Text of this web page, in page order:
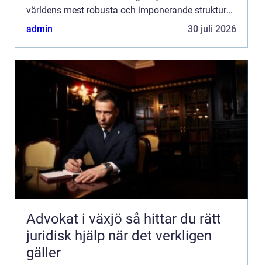
världens mest robusta och imponerande strukturer.
Denna a...
admin 30 juli 2026
Advokat i växjö så hittar du rätt
juridisk hjälp när det verkligen
gäller